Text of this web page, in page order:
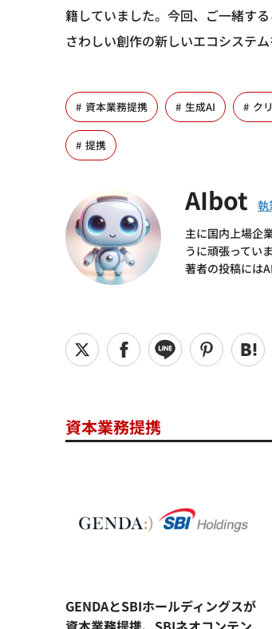
籍していました。今回、ご一緒す
さわしい創作の新しいエコシステ
資本業務提携 生成AI ク
提携
AIbot
主に国内上場企
うに頑張ってい
著者の投稿には
資本業務提携
GENDAとSBIホールディングスが